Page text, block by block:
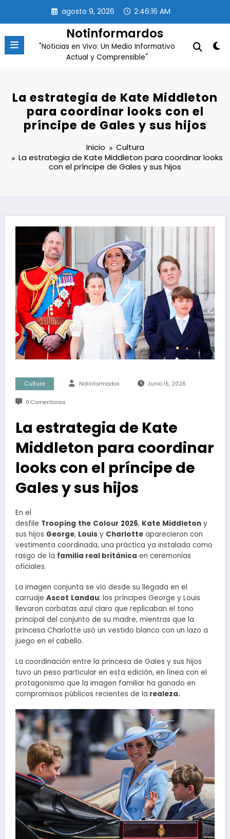
contenido
agosto 9, 2026 2:46:18 AM
Notinformardos
"Noticias en Vivo: Un Medio Informativo
Actual y Comprensible"
La estrategia de Kate Middleton
para coordinar looks con el
príncipe de Gales y sus hijos
Inicio
Cultura
La estrategia de Kate Middleton para coordinar looks
con el príncipe de Gales y sus hijos
Cultura Notinformados Junio 16, 2026
0 Comentarios
La estrategia de Kate
Middleton para coordinar
looks con el príncipe de
Gales y sus hijos
En el
desfile Trooping the Colour 2026, Kate Middleton y
sus hijos George, Louis y Charlotte aparecieron con
vestimenta coordinada, una práctica ya instalada como
rasgo de la familia real británica en ceremonias
oficiales.
La imagen conjunta se vio desde su llegada en el
carruaje Ascot Landau: los príncipes George y Louis
llevaron corbatas azul claro que replicaban el tono
principal del conjunto de su madre, mientras que la
princesa Charlotte usó un vestido blanco con un lazo a
juego en el cabello.
La coordinación entre la princesa de Gales y sus hijos
tuvo un peso particular en esta edición, en línea con el
protagonismo que la imagen familiar ha ganado en
compromisos públicos recientes de la realeza.